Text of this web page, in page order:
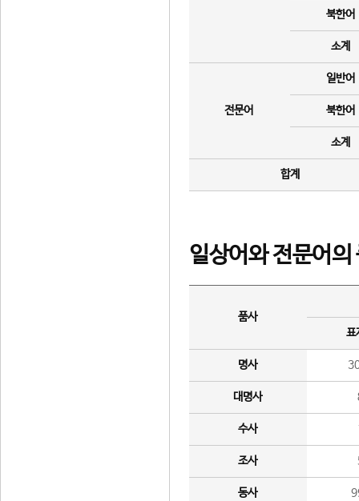
북한어
소계
전문어
일반어
북한어
소계
합계
일상어와 전문어의
품사
표
명사
대명사
수사
조사
동사